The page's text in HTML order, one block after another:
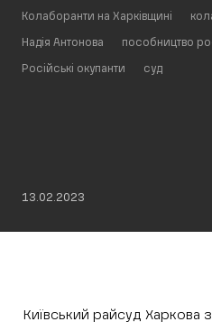
Колаборанти на Харківщині
Надія Антонова пособництво
Російські окупанти суд
13.02.2023
Київський райсуд Харкова